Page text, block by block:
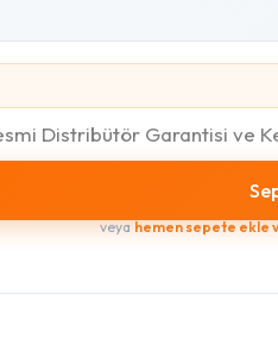
Distribütör Garantisi ve
veyahemen sepete ekle